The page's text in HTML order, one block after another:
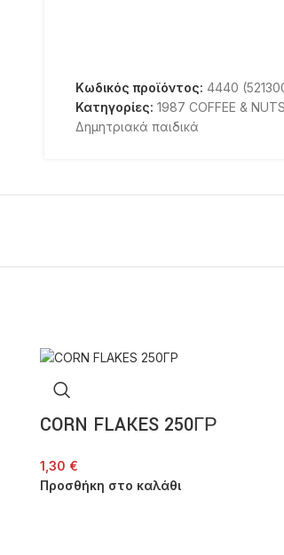
Κωδικός προϊόντος: 4440
Κατηγορίες: 1987 COFFEE & NUTS
Δημητριακά παιδικά
CORN FLAKES 250ΓΡ
1,30 €
Προσθήκη στο καλάθι